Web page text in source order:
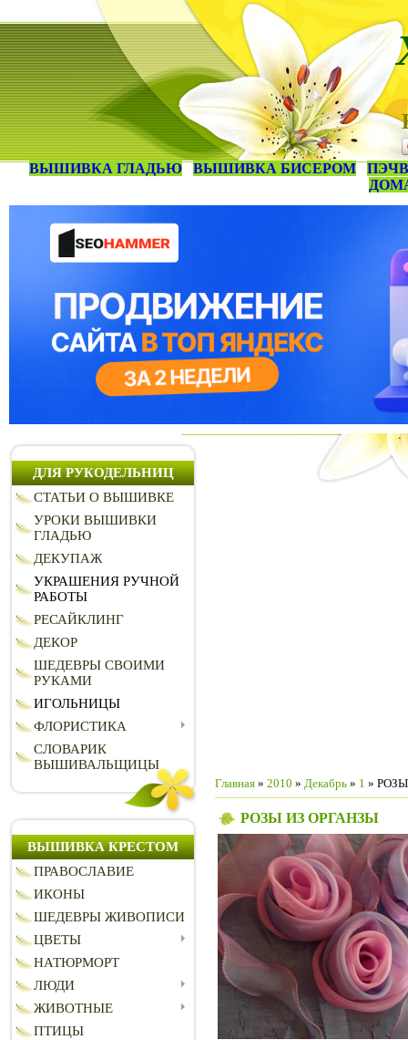
ВЫШИВКА ГЛАДЬЮ ВЫШИВКА БИСЕРОМ
ДЛЯ РУКОДЕЛЬНИЦ
СТАТЬИ О ВЫШИВКЕ
УРОКИ ВЫШИВКИ
ГЛАДЬЮ
ДЕКУПАЖ
УКРАШЕНИЯ РУЧНОЙ
РАБОТЫ
РЕСАЙКЛИНГ
ДЕКОР
ШЕДЕВРЫ СВОИМИ
РУКАМИ
ИГОЛЬНИЦЫ
ФЛОРИСТИКА
СЛОВАРИК
ВЫШИВАЛЬЩИЦЫ
ВЫШИВКА КРЕСТОМ
ПРАВОСЛАВИЕ
ИКОНЫ
ШЕДЕВРЫ ЖИВОПИСИ
ЦВЕТЫ
НАТЮРМОРТ
ЛЮДИ
ЖИВОТНЫЕ
ПТИЦЫ
Главная » 2010 » Декабрь » 1 »
РОЗЫ ИЗ ОРГАНЗЫ